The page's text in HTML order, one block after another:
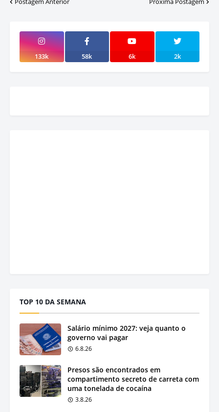
133k 58k 6k 2k
TOP 10 DA SEMANA
Salário mínimo 2027: veja quanto o
governo vai pagar
6.8.26
Presos são encontrados em
compartimento secreto de carreta com
uma tonelada de cocaína
3.8.26